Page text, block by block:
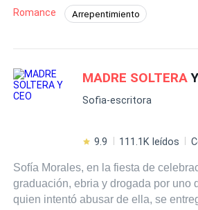
continuar con su embarazo, a pesar
de los atropellos, de las
llegada de un hijo que llegó de
luego se convirtió en una bendición, le dio el
para seguir adelante, hijo que fue
su relación, por esa razón decide
decididas, que no se acobardan
hijo, que aparece sin ser invitado,
representa su razón de vivir, el
Romance Arrepentimiento
Romance oscuro Amor de casados
Rebelde
MADRE SOLTERA
Sofia-escritora
9.9 111.1K leídos
Sofía Morales, en la fiesta de
graduación, ebria y drogada por uno
quien intentó abusar de ella, se